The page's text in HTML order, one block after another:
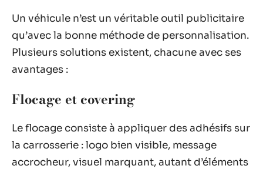
Un véhicule n’est un véritable outil publicitaire
qu’avec la bonne méthode de personnalisation.
Plusieurs solutions existent, chacune avec ses
avantages :
Flocage et covering
Le flocage consiste à appliquer des adhésifs sur
la carrosserie : logo bien visible, message
accrocheur, visuel marquant, autant d’éléments